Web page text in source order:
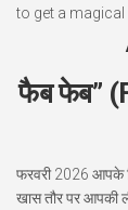
to get a
फैब फेब”
फरवरी 2026 आपके
खास तौर पर आपकी